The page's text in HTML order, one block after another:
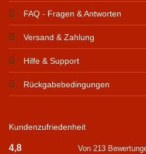
FAQ - Fragen & Antworten
Versand & Zahlung
Hilfe & Support
Rückgabebedingungen
Kundenzufriedenheit
4,8 Von 213